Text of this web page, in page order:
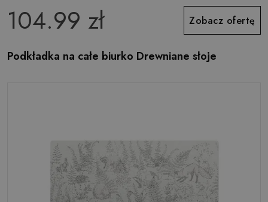
104.99 zł Zobacz ofertę
Podkładka na całe biurko Drewniane słoje